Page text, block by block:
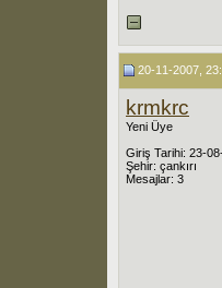
20-11-2007,
krmkrc
Yeni Üye
Giriş Tarihi: 23-
Şehir: çankırı
Mesajlar: 3